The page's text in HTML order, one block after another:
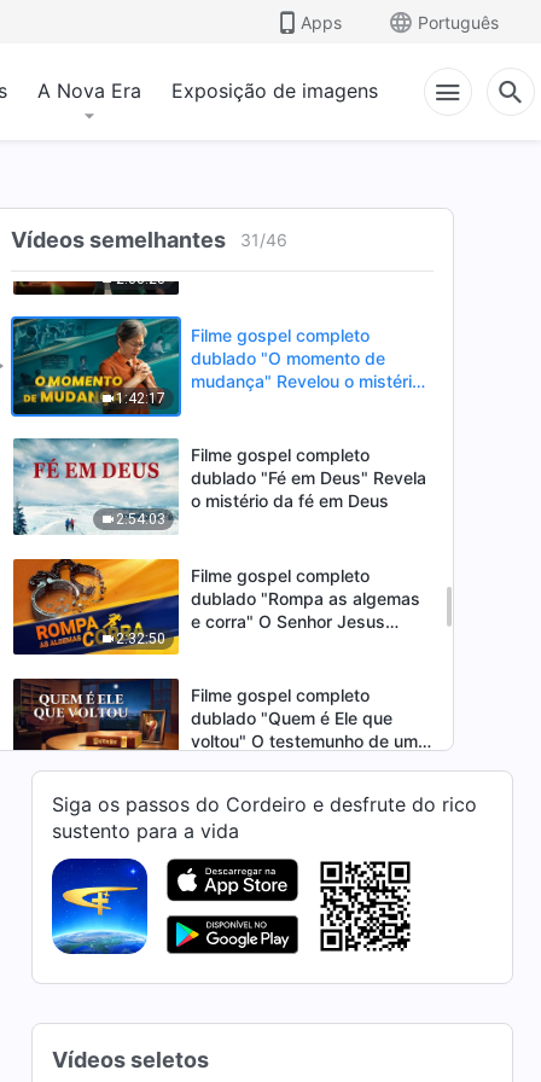
Apps Português
A Nova Era Exposição de imagens
Vídeos semelhantes 31/46
mudou?!" Revelar o mistério
Filme gospel completo
2:38:28
Filme gospel completo
dublado "Do trono flui a água
1:42:17
Filme gospel completo
dublado "O momento de
mudança" Revelou o mistério
2:54:03
Filme gospel completo
dublado "Fé em Deus" Revela
o mistério da fé em Deus
2:32:50
Filme gospel completo
dublado "Rompa as algemas
e corra" O Senhor Jesus
Filme gospel completo
dublado "Quem é Ele que
voltou" O testemunho de um
2:59:50
Filme gospel completo
dublado "Cântico da Vitória"
Deus é minha força e meu
refúgio
Filme gospel completo
dublado "Quem é meu
Senhor" Como entender a
Filme gospel completo
Siga os passos do Cordeiro e desfrute do rico
sustento para a vida
Vídeos seletos